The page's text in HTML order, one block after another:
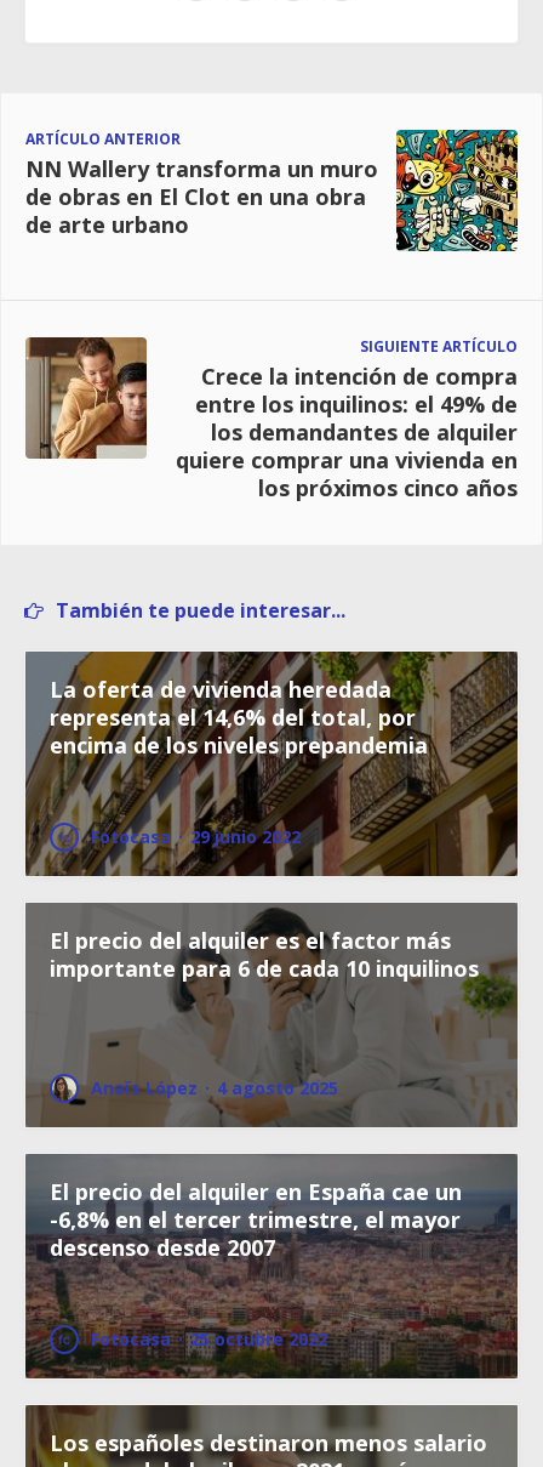
ARTÍCULO ANTERIOR
NN Wallery transforma un muro
de obras en El Clot en una obra
de arte urbano
SIGUIENTE ARTÍCULO
Crece la intención de compra
entre los inquilinos: el 49% de
los demandantes de alquiler
quiere comprar una vivienda en
los próximos cinco años
También te puede interesar...
La oferta de vivienda heredada
representa el 14,6% del total, por
encima de los niveles prepandemia
Fotocasa · 29 junio 2022
El precio del alquiler es el factor más
importante para 6 de cada 10 inquilinos
Anaïs López · 4 agosto 2025
El precio del alquiler en España cae un
-6,8% en el tercer trimestre, el mayor
descenso desde 2007
Fotocasa · 25 octubre 2022
Los españoles destinaron menos salario